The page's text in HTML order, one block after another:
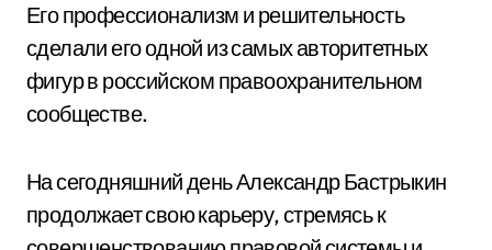
Его профессионализм и решительность
сделали его одной из самых авторитетных
фигур в российском правоохранительном
сообществе.
На сегодняшний день Александр Бастрыкин
продолжает свою карьеру, стремясь к